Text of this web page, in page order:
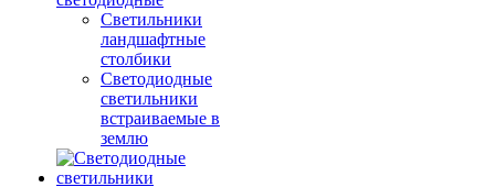
Светильники
ландшафтные
столбики
Светодиодные
светильники
встраиваемые в
землю